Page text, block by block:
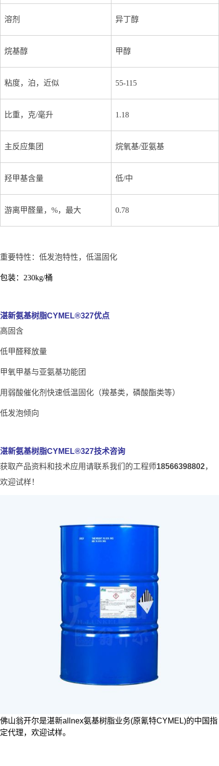
溶剂 异丁醇
烷基醇 甲醇
粘度，泊，近似 55-115
比重，克/毫升 1.18
主反应集团 烷氧基/亚氨基
羟甲基含量 低/中
游离甲醛量，%，最大 0.78
重要特性：低发泡特性，低温固化
包装：230kg/桶
湛新氨基树脂CYMEL®327优点
高固含
低甲醛释放量
甲氧甲基与亚氨基功能团
用弱酸催化剂快速低温固化（羧基类，磷酸酯类等）
低发泡倾向
湛新氨基树脂CYMEL®327技术咨询
获取产品资料和技术应用请联系我们的工程师18566398802，
欢迎试样！
佛山翁开尔是湛新allnex氨基树脂业务(原氰特CYMEL)的中国指
定代理，欢迎试样。